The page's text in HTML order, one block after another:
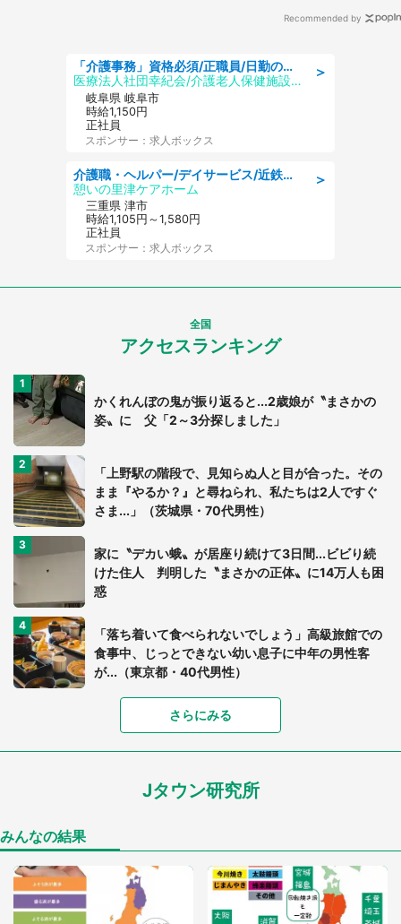
Recommended by
＞
「介護事務」資格必須/正職員/日勤のみ/介護老人保健施設
医療法人社団幸紀会/介護老人保健施設 グリーンビラ安江
岐阜県 岐阜市
時給1,150円
正社員
スポンサー：求人ボックス
＞
介護職・ヘルパー/デイサービス/近鉄名古屋線 高田本山/津市/三重県
憩いの里津ケアホーム
三重県 津市
時給1,105円～1,580円
正社員
スポンサー：求人ボックス
全国
アクセスランキング
かくれんぼの鬼が振り返ると...2歳娘が〝まさかの
姿〟に 父「2～3分探しました」
「上野駅の階段で、見知らぬ人と目が合った。その
まま『やるか？』と尋ねられ、私たちは2人ですぐ
さま...」（茨城県・70代男性）
家に〝デカい蛾〟が居座り続けて3日間...ビビり続
けた住人 判明した〝まさかの正体〟に14万人も困
惑
「落ち着いて食べられないでしょう」高級旅館での
食事中、じっとできない幼い息子に中年の男性客
が...（東京都・40代男性）
「富豪すぎ」1歳息子の〝店頭駄々こね〟の内容に1.
7万人驚がく 「お菓子売り場ならまだしも...」「ハ
ードル高い」
「閉所恐怖症の私は新幹線で大パニック。隣席の青
「ゾワゾワする」「本当に気持ち悪い」 道端でバ
グっちゃってた〝野生の野菜〟に6.5万人戦慄
さらにみる
Jタウン研究所
みんなの結果